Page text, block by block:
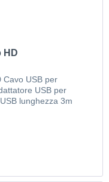
HD
Cavo USB per
USB per
lunghezza 3m